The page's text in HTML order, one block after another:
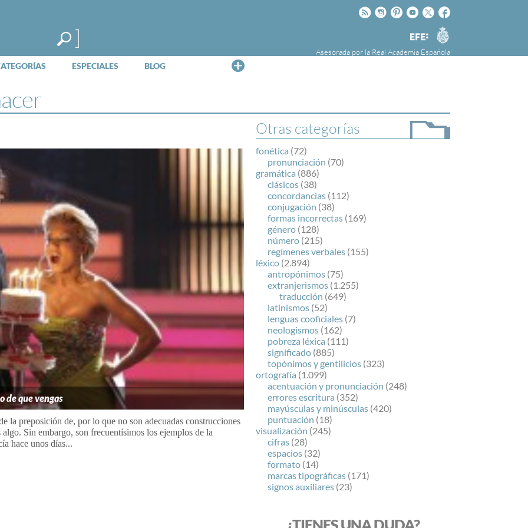
Facebook
Twitter
Youtube
Pinteres
Instagram
Rss
Agencia
EFE
Asesorada por la Real Academia Española
ESPECIALES BLOG
la Agencia Efe y la Real Academia Española,
cuyo objetivo es colaborar con el buen uso del
español en los medios de comunicación y en
Internet.
Otras categorías
fonética (72)
pronunciación (70)
gramática (886)
clásicos (38)
concordancias (112)
conjugación (38)
formas incorrectas (169)
género (128)
número (215)
regímenes verbales (155)
léxico (2.894)
antropónimos (75)
extranjerismos (1.255)
traducción (649)
latinismos (52)
lenguas cooficiales (7)
neologismos (162)
pobreza léxica (111)
significado (885)
topónimos y gentilicios (323)
ortografía (1.099)
acentuación y pronunciación (248)
errores escritura (352)
mayúsculas y minúsculas (420)
puntuación (18)
visualización (245)
cifras (28)
espacios (32)
formato (14)
marcas tipográficas (171)
signos auxiliares (23)
de que vengas
la preposición de, por lo que no son adecuadas construcciones
Sin embargo, son frecuentísimos los ejemplos de la
hace unos días...
¿TIENES UNA DUDA?